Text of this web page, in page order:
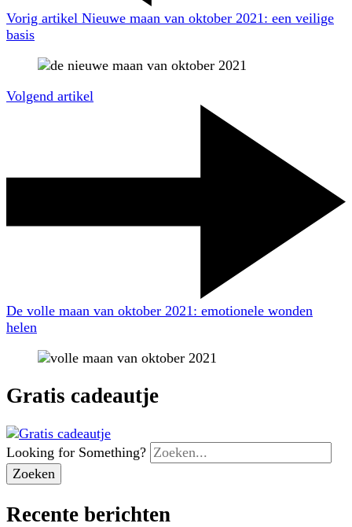
Vorig artikel Nieuwe maan van oktober 2021: een veilige
basis
Volgend artikel
De volle maan van oktober 2021: emotionele wonden
helen
Gratis cadeautje
Looking for Something?
Recente berichten